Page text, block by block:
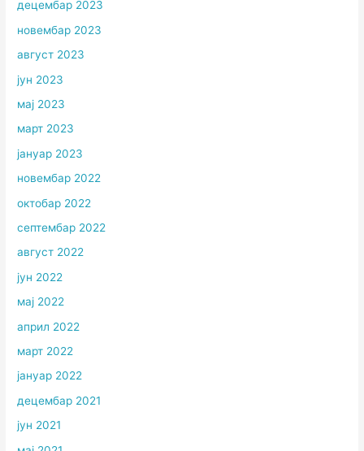
децембар 2023
новембар 2023
август 2023
јун 2023
мај 2023
март 2023
јануар 2023
новембар 2022
октобар 2022
септембар 2022
август 2022
јун 2022
мај 2022
април 2022
март 2022
јануар 2022
децембар 2021
јун 2021